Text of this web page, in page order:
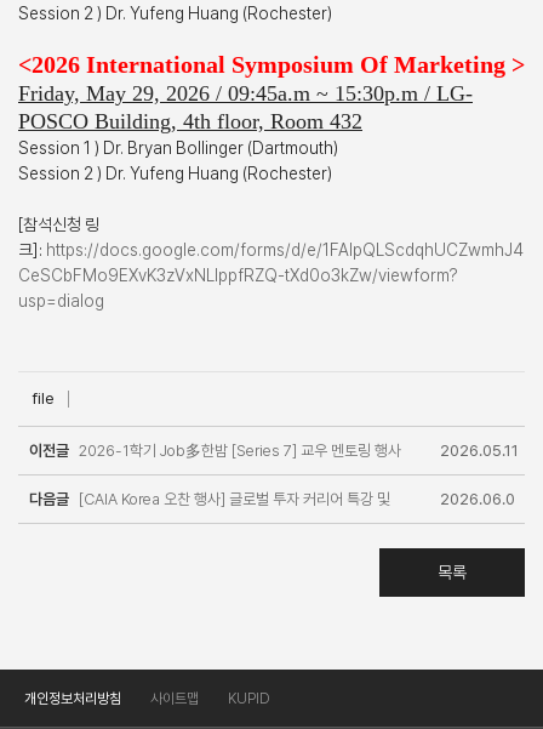
Session 2 ) Dr. Yufeng Huang (Rochester)
<2026 International Symposium Of Marketing >
Friday, May 29, 2026 / 09:45a.m ~ 15:30p.m / LG-
POSCO Building, 4th floor, Room 432
Session 1 ) Dr. Bryan Bollinger (Dartmouth)
Session 2 ) Dr. Yufeng Huang (Rochester)
[참석신청 링
크]: https://docs.google.com/forms/d/e/1FAIpQLScdqhUCZwmhJ4
CeSCbFMo9EXvK3zVxNLIppfRZQ-tXd0o3kZw/viewform?
usp=dialog
file
이전글 2026-1학기 Job多한밤 [Series 7] 교우 멘토링 행사 2026.05.11
다음글 [CAIA Korea 오찬 행사] 글로벌 투자 커리어 특강 및 2026.06.0
4
목록
개인정보처리방침 사이트맵 KUPID